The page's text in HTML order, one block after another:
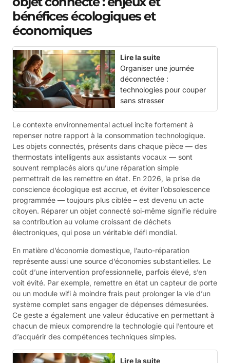
bénéfices écologiques et
économiques
Lire la suite
Organiser une journée
déconnectée :
technologies pour couper
sans stresser
Le contexte environnemental actuel incite fortement à
repenser notre rapport à la consommation technologique.
Les objets connectés, présents dans chaque pièce — des
thermostats intelligents aux assistants vocaux — sont
souvent remplacés alors qu’une réparation simple
permettrait de les remettre en état. En 2026, la prise de
conscience écologique est accrue, et éviter l’obsolescence
programmée — toujours plus ciblée – est devenu un acte
citoyen. Réparer un objet connecté soi-même signifie réduire
sa contribution au volume croissant de déchets
électroniques, qui pose un véritable défi mondial.
En matière d’économie domestique, l’auto-réparation
représente aussi une source d’économies substantielles. Le
coût d’une intervention professionnelle, parfois élevé, s’en
voit évité. Par exemple, remettre en état un capteur de porte
ou un module wifi à moindre frais peut prolonger la vie d’un
système complet sans engager de dépenses démesurées.
Ce geste a également une valeur éducative en permettant à
chacun de mieux comprendre la technologie qui l’entoure et
d’acquérir des compétences techniques simples.
Lire la suite